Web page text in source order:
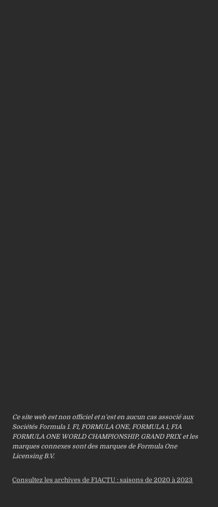
Ce site web est non officiel et n’est en aucun cas associé aux
Sociétés Formula 1. F1, FORMULA ONE, FORMULA 1, FIA
FORMULA ONE WORLD CHAMPIONSHIP, GRAND PRIX et les
marques connexes sont des marques de Formula One
Licensing B.V.
Consultez les archives de F1ACTU : saisons de 2020 à 2023